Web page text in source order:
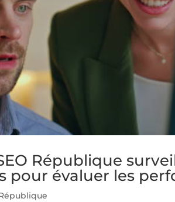
République
pour évaluer les